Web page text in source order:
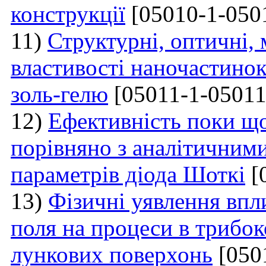
конструкції [05010-1-
11) Структурні, оптичні,
властивості
золь-гелю [05011-1-
12) Ефективність поки
порівняно з
параметрів діода Шоткі
13) Фізичні уявлення
поля на процеси в
лункових поверхонь